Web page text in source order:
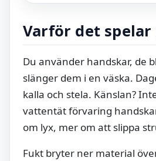
Varför det
Du använder handskar, de
slänger dem i en väska.
kalla och stela. Känslan?
vattentät förvaring
om lyx, mer om att slippa
Fukt bryter ner material